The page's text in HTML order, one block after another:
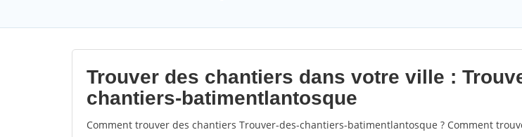
Trouver des chantiers dans votre ville :
chantiers-batimentlantosque
Comment trouver des chantiers Trouver-des-chantiers-batimentlantosque ? Comment